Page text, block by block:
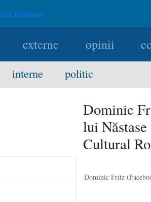
externe opinii
interne politic
Dominic
lui
Cultural
Dominic Fritz